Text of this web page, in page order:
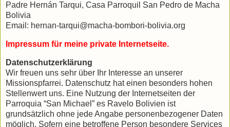
Padre Hernán Tarqui, Casa Parroquil San Pedro de Macha
Bolivia
Email: hernan-tarqui@macha-bombori-bolivia.org
Impressum für meine private Internetseite.
Datenschutzerklärung
Wir freuen uns sehr über Ihr Interesse an unserer
Missionspfarrei. Datenschutz hat einen besonders hohen
Stellenwert uns. Eine Nutzung der Internetseiten der
Parroquia “San Michael” es Ravelo Bolivien ist
grundsätzlich ohne jede Angabe personenbezogener Daten
möglich. Sofern eine betroffene Person besondere Services